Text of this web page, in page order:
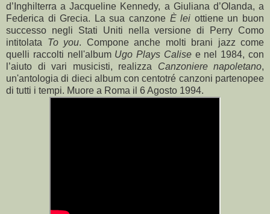
d’Inghilterra a Jacqueline Kennedy, a Giuliana d’Olanda, a
Federica di Grecia. La sua canzone È lei ottiene un buon
successo negli Stati Uniti nella versione di Perry Como
intitolata To you. Compone anche molti brani jazz come
quelli raccolti nell'album Ugo Plays Calisee nel 1984, con
l’aiuto di vari musicisti, realizza Canzoniere napoletano,
un'antologia di dieci album con centotré canzoni partenopee
di tutti i tempi. Muore a Roma il 6 Agosto 1994.